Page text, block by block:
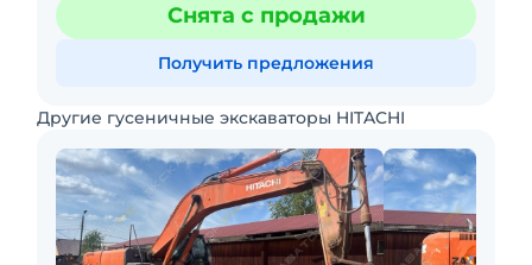
Снята с продажи
Получить предложения
Другие гусеничные экскаваторы HITACHI